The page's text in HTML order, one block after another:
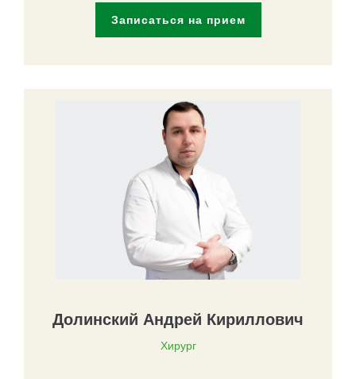
Записаться на прием
Долинский Андрей Кириллович
Хирург